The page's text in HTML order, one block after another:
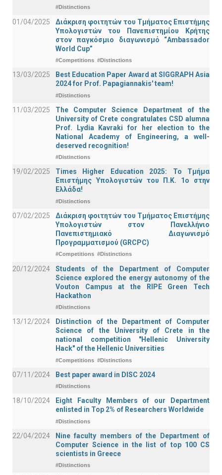
#Distinctions
01/04/2025
Διάκριση φοιτητών του Τμήματος Επιστήμης
Υπολογιστών του Πανεπιστημίου Κρήτης
στον παγκόσμιο διαγωνισμό “Ambassador
World Cup”
#Competitions #Distinctions
13/03/2025
Best Education Paper Award at SIGGRAPH Asia
2024 for Prof. Papagiannakis' team!
#Distinctions
11/03/2025
The Computer Science Department of the
University of Crete congratulates CSD alumna
Prof. Lydia Kavraki for her election to the
National Academy of Engineering, a well-
deserved recognition!
#Distinctions
19/02/2025
Times Higher Education 2025: Το Τμήμα
Επιστήμης Υπολογιστών του Π.Κ. 1ο στην
Ελλάδα!
#Distinctions
07/02/2025
Διάκριση φοιτητών του Τμήματος Επιστήμης
Υπολογιστών στον Πανελλήνιο
Πανεπιστημιακό Διαγωνισμό
Προγραμματισμού (GRCPC)
#Competitions #Distinctions
20/12/2024
Students of the Department of Computer
Science explored the energy autonomy of the
Vouton Campus at the RIPE Green Tech
Hackathon
#Distinctions
13/12/2024
Distinction of the Department of Computer
Science of the University of Crete in the
national competition "Hellenic University
Hack" of the Hellenic Universities
#Competitions #Distinctions
07/11/2024 Best paper award in DISC 2024
#Distinctions
18/10/2024
Eight Faculty Members of our Department
enlisted in Top 2% of Researchers Worldwide
#Distinctions
22/04/2024
Nine faculty members of the Department of
Computer Science in the list of top 100 CS
scientists in Greece
#Distinctions